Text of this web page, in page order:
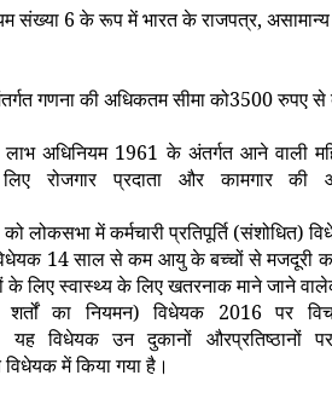
संख्या 6के रूप में भारत के राजपत्र,
गणना की अधिकतम सीमा को3500रुपए से
अधिनियम 1961 के अंतर्गत आने वाली
रोजगार प्रदाता और कामगार
को लोकसभा में कर्मचारी प्रतिपूर्ति (संशोधित)
14साल से कम आयु के बच्चों से मजदूरी
के लिए स्वास्थ्य के लिए खतरनाक माने जाने
का नियमन) विधेयक 2016 पर
विधेयक उन दुकानों
में किया गया है।